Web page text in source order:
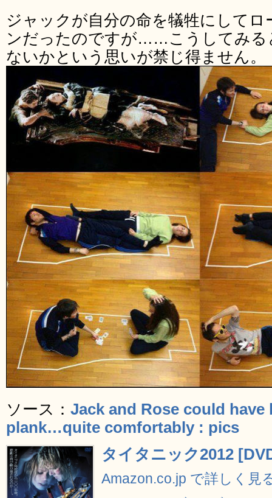
ジャックが自分の命を犠牲にして
ンだったのですが……こうしてみる
ないかという思いが禁じ得ません。
ソース： Jack and Rose could
plank…quite comfortably : pics
タイタニック2012
Amazon.co.jp で詳しく見